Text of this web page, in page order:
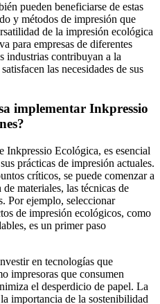
pueden beneficiarse de estas
y métodos de impresión que
de la impresión ecológica
para empresas de diferentes
industrias contribuyan a la
las necesidades de sus
implementar Inkpressio
Inkpressio Ecológica, es esencial
prácticas de impresión actuales.
críticos, se puede comenzar a
materiales, las técnicas de
Por ejemplo, seleccionar
de impresión ecológicos, como
es un primer paso
en tecnologías que
impresoras que consumen
el desperdicio de papel. La
importancia de la sostenibilidad